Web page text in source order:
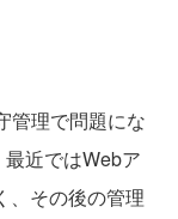
管理で問題にな
近ではWebア
、その後の管理